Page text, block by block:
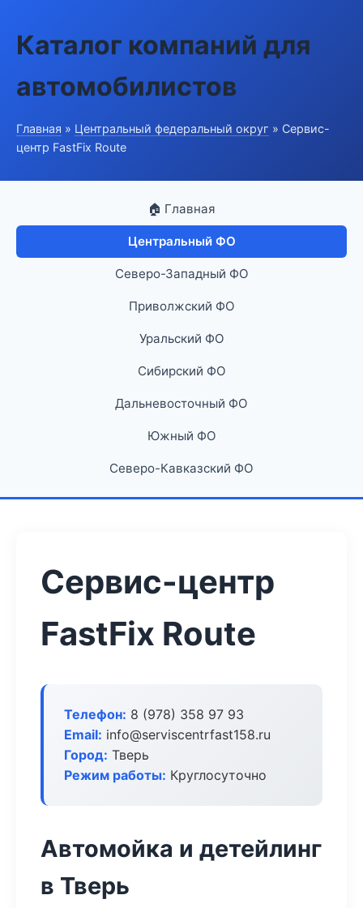
Каталог компаний для
автомобилистов
Главная » Центральный федеральный округ » Сервис-
центр FastFix Route
🏠 Главная
Центральный ФО
Северо-Западный ФО
Приволжский ФО
Уральский ФО
Сибирский ФО
Дальневосточный ФО
Южный ФО
Северо-Кавказский ФО
Сервис-центр
FastFix Route
Телефон: 8 (978) 358 97 93
Email: info@serviscentrfast158.ru
Город: Тверь
Режим работы: Круглосуточно
Автомойка и детейлинг
в Тверь